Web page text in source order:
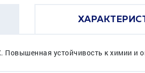
Повышенная устойчивость к химии и